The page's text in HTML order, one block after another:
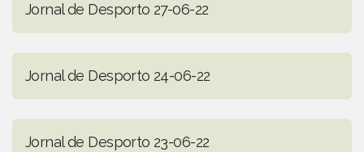
Jornal de Desporto 27-06-22
Jornal de Desporto 24-06-22
Jornal de Desporto 23-06-22